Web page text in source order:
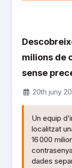
milions de
sense
20th juny
Un equip
localitzat
16 000
dades